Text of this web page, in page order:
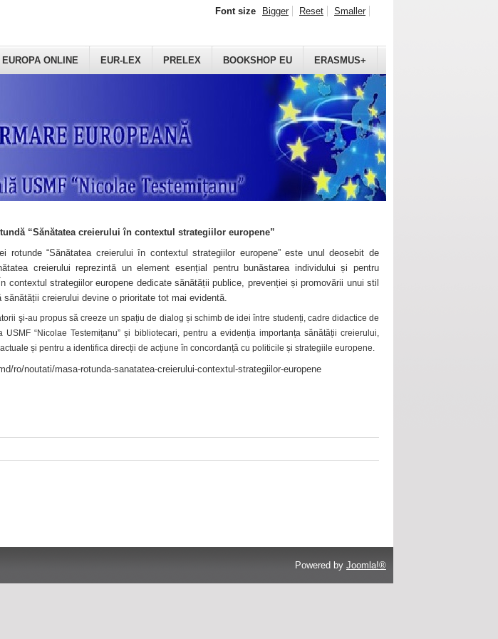
EUROPA ONLINE EUR-LEX PRELEX BOOKSHOP EU ERASMUS+
Font size Bigger Reset Smaller
“Sănătatea creierului în contextul strategiilor europene”
rotunde “Sănătatea creierului în contextul strategiilor europene” este unul deosebit de
creierului reprezintă un element esențial pentru bunăstarea individului și pentru
contextul strategiilor europene dedicate sănătății publice, prevenției și promovării unui stil
creierului devine o prioritate tot mai evidentă.
şi-au propus să creeze un spațiu de dialog și schimb de idei între studenți, cadre didactice de
“Nicolae Testemițanu” și bibliotecari, pentru a evidenția importanța sănătății creierului,
și pentru a identifica direcții de acțiune în concordanță cu politicile și strategiile europene.
ro/noutati/masa-rotunda-sanatatea-creierului-contextul-strategiilor-europene
Powered by Joomla!®